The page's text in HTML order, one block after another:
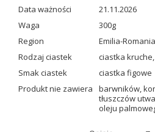
Data ważności
21.11.2026
Waga
300g
Region
Emilia-Romania
Rodzaj ciastek
ciastka kruche,
Smak ciastek
ciastka figowe
Produkt nie zawiera
barwników,
tłuszczów
oleju